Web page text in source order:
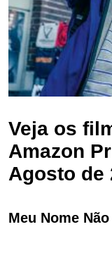
Veja os
Amazon
Agosto de
Meu Nome